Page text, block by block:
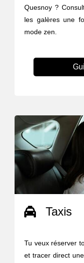
Quesnoy ?
les galères une
mode zen.
Taxis
Tu veux réserver
et tracer direct